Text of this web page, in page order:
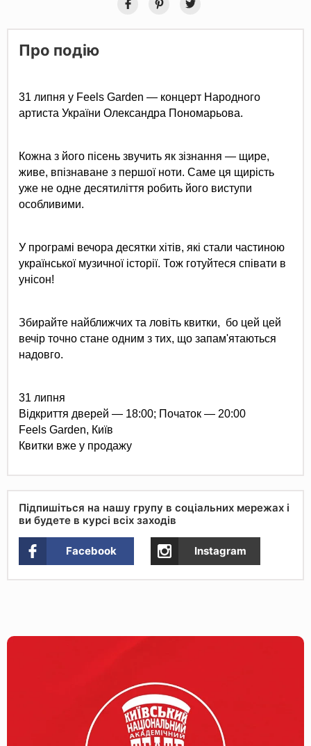
Про подію
31 липня у Feels Garden — концерт Народного
артиста України Олександра Пономарьова.
Кожна з його пісень звучить як зізнання — щире,
живе, впізнаване з першої ноти. Саме ця щирість
уже не одне десятиліття робить його виступи
особливими.
У програмі вечора десятки хітів, які стали частиною
української музичної історії. Тож готуйтеся співати в
унісон!
Збирайте найближчих та ловіть квитки,  бо цей цей
вечір точно стане одним з тих, що запам'ятаються
надовго.
31 липня
Відкриття дверей — 18:00; Початок — 20:00
Feels Garden, Київ
Квитки вже у продажу
Підпишіться на нашу групу в соціальних мережах і
ви будете в курсі всіх заходів
Facebook Instagram